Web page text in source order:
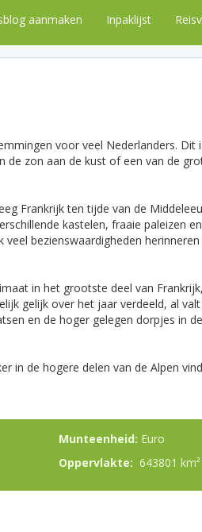
aanmaken Inpaklijst
voor veel Nederlanders.
zon aan de kust of een van de
Frankrijk ten tijde van de
kastelen, fraaie paleizen
bezienswaardigheden
in het grootste deel van
gelijk over het jaar verdeeld, al
en de hoger gelegen dorpjes in
in de hogere delen van de Alpen
Munteenheid: Euro
Oppervlakte: 643801 km²